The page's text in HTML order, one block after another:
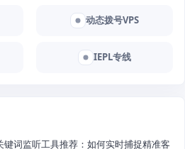
动态拨号VPS
IEPL专线
键词监听工具推荐：如何实时捕捉精准客